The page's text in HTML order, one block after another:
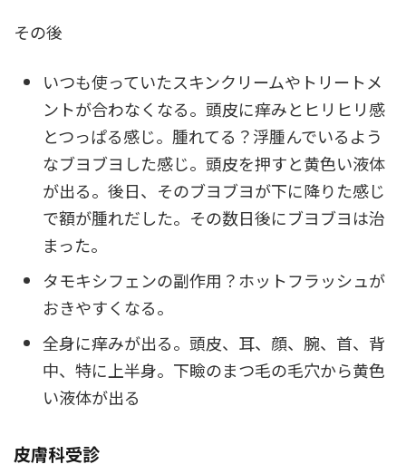
その後
いつも使っていたスキンクリームやトリートメ
ントが合わなくなる。頭皮に痒みとヒリヒリ感
とつっぱる感じ。腫れてる？浮腫んでいるよう
なブヨブヨした感じ。頭皮を押すと黄色い液体
が出る。後日、そのブヨブヨが下に降りた感じ
で額が腫れだした。その数日後にブヨブヨは治
まった。
タモキシフェンの副作用？ホットフラッシュが
おきやすくなる。
全身に痒みが出る。頭皮、耳、顔、腕、首、背
中、特に上半身。下瞼のまつ毛の毛穴から黄色
い液体が出る
皮膚科受診